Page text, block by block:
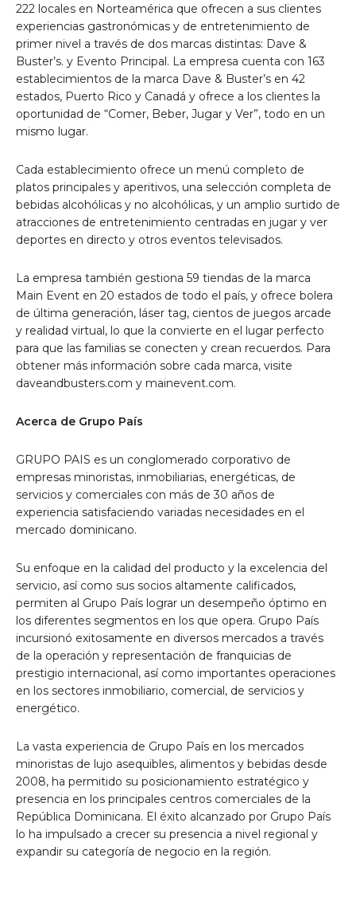
222 locales en Norteamérica que ofrecen a sus clientes
experiencias gastronómicas y de entretenimiento de
primer nivel a través de dos marcas distintas: Dave &
Buster’s. y Evento Principal. La empresa cuenta con 163
establecimientos de la marca Dave & Buster’s en 42
estados, Puerto Rico y Canadá y ofrece a los clientes la
oportunidad de “Comer, Beber, Jugar y Ver”, todo en un
mismo lugar.
Cada establecimiento ofrece un menú completo de
platos principales y aperitivos, una selección completa de
bebidas alcohólicas y no alcohólicas, y un amplio surtido de
atracciones de entretenimiento centradas en jugar y ver
deportes en directo y otros eventos televisados.
La empresa también gestiona 59 tiendas de la marca
Main Event en 20 estados de todo el país, y ofrece bolera
de última generación, láser tag, cientos de juegos arcade
y realidad virtual, lo que la convierte en el lugar perfecto
para que las familias se conecten y crean recuerdos. Para
obtener más información sobre cada marca, visite
daveandbusters.com y mainevent.com.
Acerca de Grupo País
GRUPO PAIS es un conglomerado corporativo de
empresas minoristas, inmobiliarias, energéticas, de
servicios y comerciales con más de 30 años de
experiencia satisfaciendo variadas necesidades en el
mercado dominicano.
Su enfoque en la calidad del producto y la excelencia del
servicio, así como sus socios altamente calificados,
permiten al Grupo País lograr un desempeño óptimo en
los diferentes segmentos en los que opera. Grupo País
incursionó exitosamente en diversos mercados a través
de la operación y representación de franquicias de
prestigio internacional, así como importantes operaciones
en los sectores inmobiliario, comercial, de servicios y
energético.
La vasta experiencia de Grupo País en los mercados
minoristas de lujo asequibles, alimentos y bebidas desde
2008, ha permitido su posicionamiento estratégico y
presencia en los principales centros comerciales de la
República Dominicana. El éxito alcanzado por Grupo País
lo ha impulsado a crecer su presencia a nivel regional y
expandir su categoría de negocio en la región.